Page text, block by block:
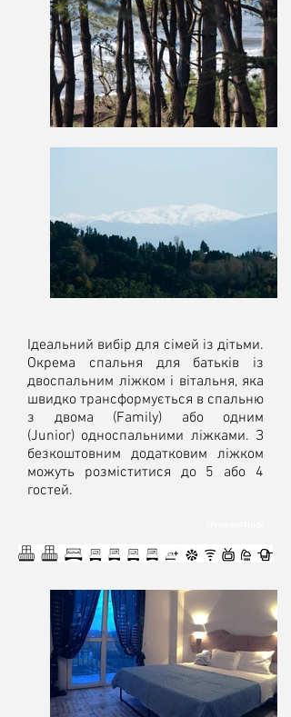
Ідеальний вибір для сімей із дітьми.
Окрема спальня для батьків із
двоспальним ліжком і вітальня, яка
швидко трансформується в спальню
з двома (Family) або одним
(Junior) односпальними ліжками. З
безкоштовним додатковим ліжком
можуть розміститися до 5 або 4
гостей.